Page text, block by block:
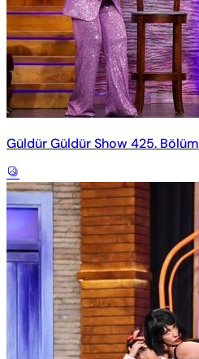
Güldür Güldür Show 425.